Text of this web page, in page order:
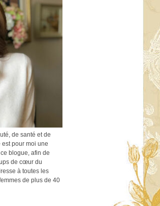
de santé et de
pour moi une
blogue, afin de
de cœur du
à toutes les
de plus de 40